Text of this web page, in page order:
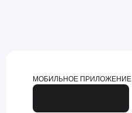
МОБИЛЬНОЕ ПРИЛОЖЕНИЕ